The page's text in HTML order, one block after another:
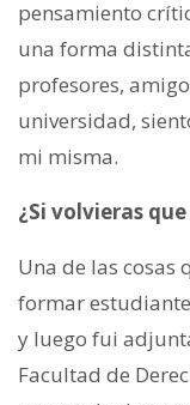
pensamiento
una forma
profesores,
universidad,
mi misma.
¿Si volvieras
Una de las cosas
formar
y luego fui
Facultad de